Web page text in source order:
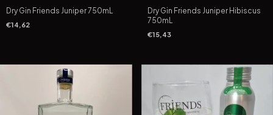
Dry Gin Friends Juniper 750mL
€14,62
Dry Gin Friends Juniper Hibiscus
750mL
€15,43